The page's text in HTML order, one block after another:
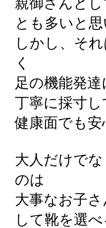
とも多いと思
しかし、そ
く
足の機能発
丁寧に採寸
健康面でも安
大人だけで
のは
大事なお子
して靴を選